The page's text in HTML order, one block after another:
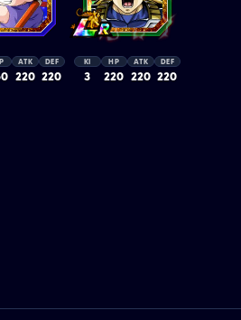
ATK
220
DEF
220
KI
3
HP
220
ATK
220
DEF
220